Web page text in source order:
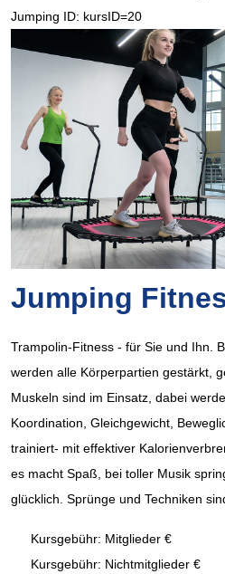
Jumping ID: kursID=20
Jumping
Trampolin-Fitness - für Sie und Ihn.
werden alle Körperpartien gestärkt,
Muskeln sind im Einsatz, dabei
Koordination, Gleichgewicht,
trainiert- mit effektiver
es macht Spaß, bei toller Musik
glücklich. Sprünge und Techniken
Kursgebühr: Mitglieder €
Kursgebühr: Nichtmitglieder €